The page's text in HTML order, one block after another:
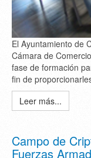
El Ayuntamiento de
Cámara de
fase de formación
fin de
Leer más...
Campo de
Fuerzas